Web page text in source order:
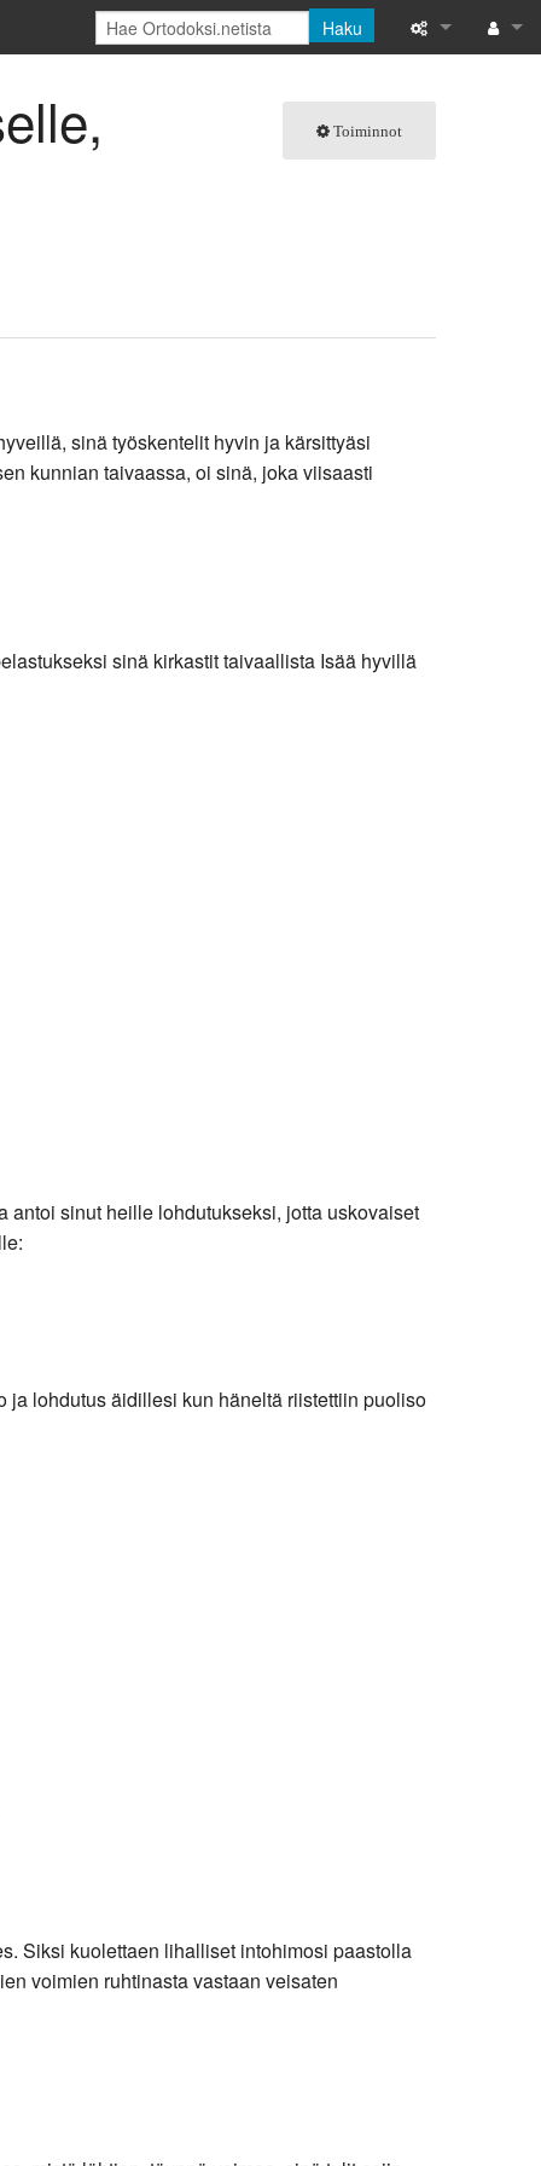
Haku
Toiminnot
sinä työskentelit hyvin ja kärsittyäsi
kunnian taivaassa, oi sinä, joka viisaasti
sinä kirkastit taivaallista Isää hyvillä
sinut heille lohdutukseksi, jotta uskovaiset
lohdutus äidillesi kun häneltä riistettiin puoliso
Siksi kuolettaen lihalliset intohimosi paastolla
voimien ruhtinasta vastaan veisaten